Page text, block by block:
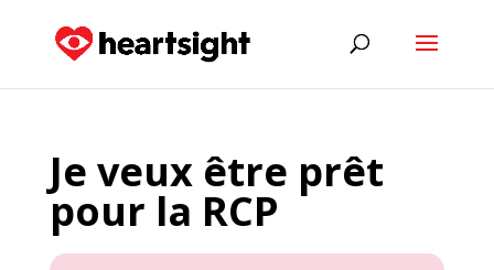
Je veux être prêt
pour la RCP